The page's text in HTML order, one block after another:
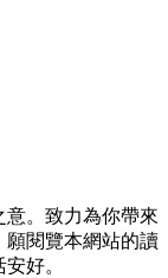
意。致力為你帶來
願閱覽本網站的讀
好。